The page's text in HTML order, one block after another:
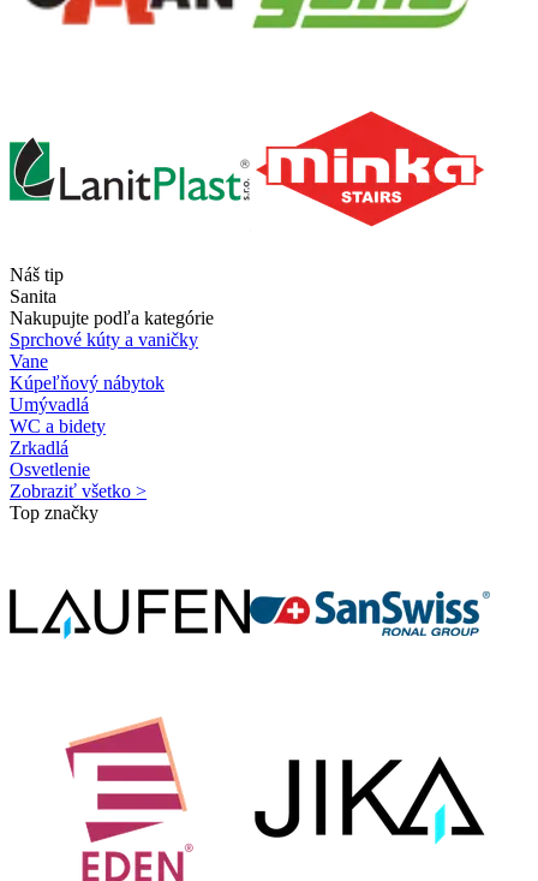
Náš tip
Sanita
Nakupujte podľa kategórie
Sprchové kúty a vaničky
Vane
Kúpeľňový nábytok
Umývadlá
WC a bidety
Zrkadlá
Osvetlenie
Zobraziť všetko >
Top značky